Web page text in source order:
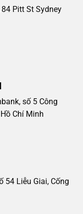
Pitt St Sydney
số 5 Công
Chí Minh
54 Liễu Giai, Cống